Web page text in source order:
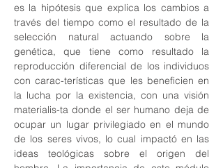
es la hipótesis que explica los cambios a
través del tiempo como el resultado de la
selección natural actuando sobre la
genética, que tiene como resultado la
reproducción diferencial de los individuos
con carac-terísticas que les beneficien en
la lucha por la existencia, con una visión
materialis-ta donde el ser humano deja de
ocupar un lugar privilegiado en el mundo
de los seres vivos, lo cual impactó en las
ideas teológicas sobre el origen del